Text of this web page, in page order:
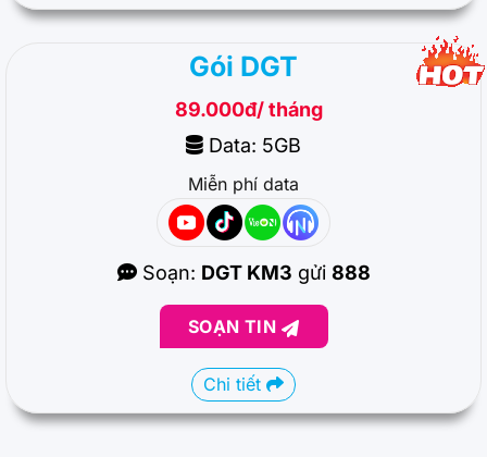
Gói DGT
89.000đ/ tháng
Data: 5GB
Miễn phí data
Soạn: DGT KM3 gửi 888
SOẠN TIN
Chi tiết